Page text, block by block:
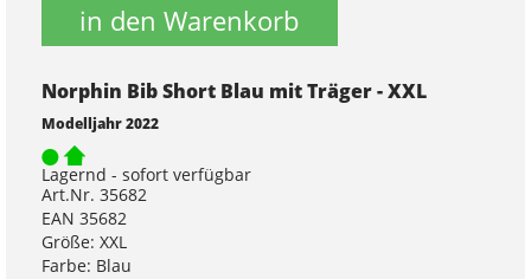
in den Warenkorb
Norphin Bib Short Blau mit Träger - XXL
Modelljahr 2022
Lagernd - sofort verfügbar
Art.Nr. 35682
EAN 35682
Größe: XXL
Farbe: Blau